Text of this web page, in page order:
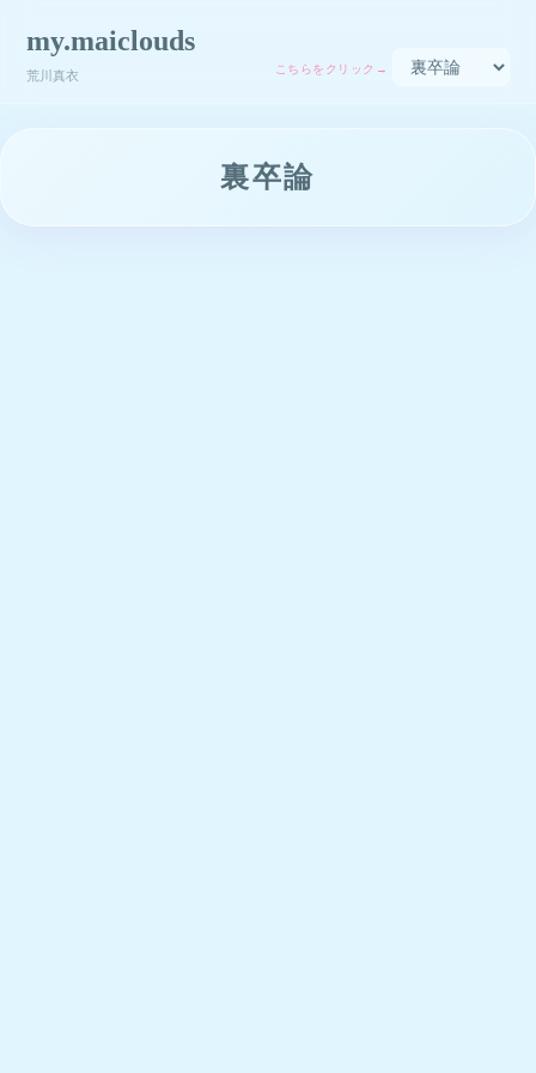
my.maiclouds
荒川真衣 こちらをクリック→
裏卒論